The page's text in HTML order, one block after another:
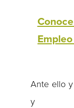
Ante ello
y